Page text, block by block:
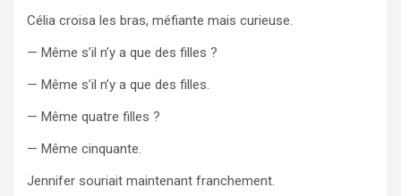
Célia croisa les bras, méfiante mais curieuse.
— Même s’il n’y a que des filles ?
— Même s’il n’y a que des filles.
— Même quatre filles ?
— Même cinquante.
Jennifer souriait maintenant franchement.